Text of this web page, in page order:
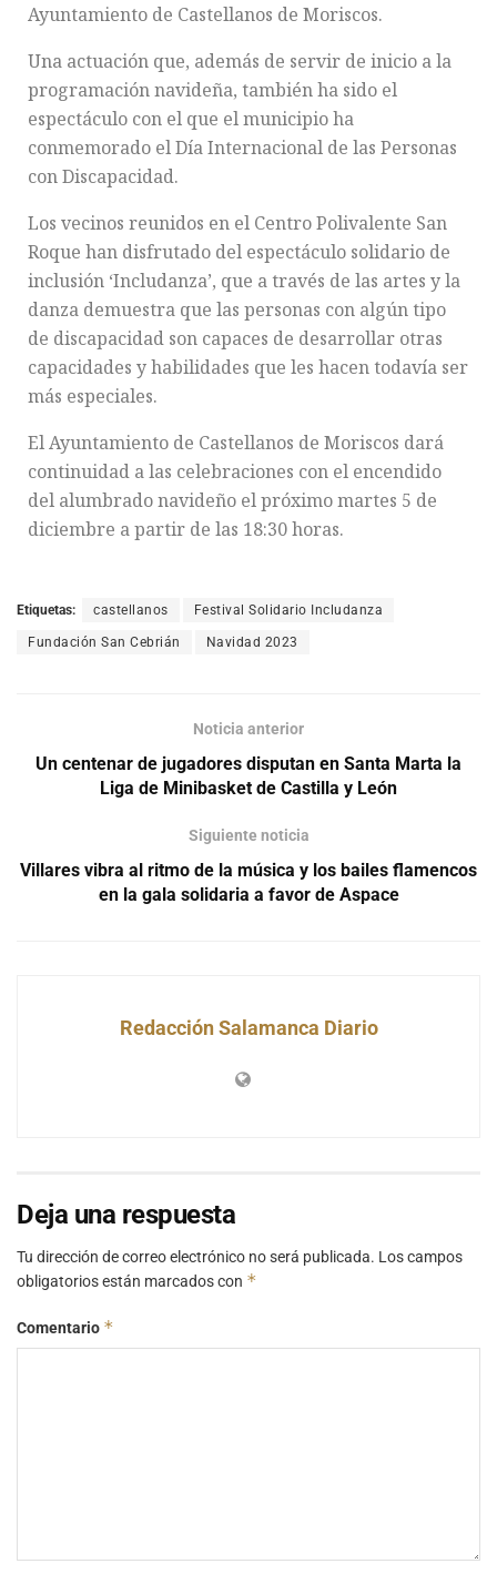
Ayuntamiento de Castellanos de Moriscos.
Una actuación que, además de servir de inicio a la
programación navideña, también ha sido el
espectáculo con el que el municipio ha
conmemorado el Día Internacional de las Personas
con Discapacidad.
Los vecinos reunidos en el Centro Polivalente San
Roque han disfrutado del espectáculo solidario de
inclusión ‘Includanza’, que a través de las artes y la
danza demuestra que las personas con algún tipo
de discapacidad son capaces de desarrollar otras
capacidades y habilidades que les hacen todavía ser
más especiales.
El Ayuntamiento de Castellanos de Moriscos dará
continuidad a las celebraciones con el encendido
del alumbrado navideño el próximo martes 5 de
diciembre a partir de las 18:30 horas.
Etiquetas: castellanos Festival Solidario Includanza
Fundación San Cebrián Navidad 2023
Noticia anterior
Un centenar de jugadores disputan en Santa Marta la
Liga de Minibasket de Castilla y León
Siguiente noticia
Villares vibra al ritmo de la música y los bailes flamencos
en la gala solidaria a favor de Aspace
Redacción Salamanca Diario
Deja una respuesta
Tu dirección de correo electrónico no será publicada. Los campos
obligatorios están marcados con *
Comentario *